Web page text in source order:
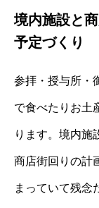
境内施設と
予定づくり
参拝・授与所・
で食べたりお土
ります。境内施
商店街回りの計
まっていて残念